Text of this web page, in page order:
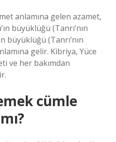
anlamına gelen azamet,
büyüklüğü (Tanrı’nın
(Tanrı’nın
gelir. Kibriya, Yüce
ve her bakımdan
cümle